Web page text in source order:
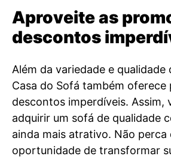
Aproveite as
descontos
Além da variedade e qualidade
Casa do Sofá também oferece
descontos imperdíveis. Assim,
adquirir um sofá de qualidade
ainda mais atrativo. Não perca
oportunidade de transformar